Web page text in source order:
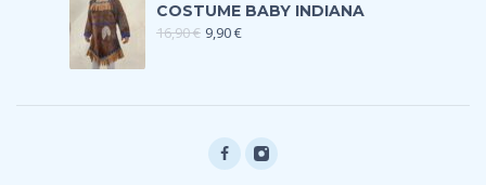
COSTUME BABY INDIANA
16,90€ 9,90€